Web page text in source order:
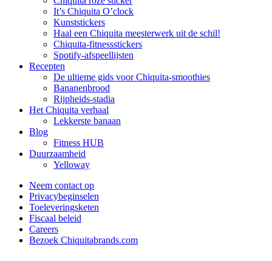
It’s Chiquita O’clock
Kunststickers
Haal een Chiquita meesterwerk uit de schil!
Chiquita-fitnessstickers
Spotify-afspeellijsten
Recepten
De ultieme gids voor Chiquita-smoothies
Bananenbrood
Rijpheids-stadia
Het Chiquita verhaal
Lekkerste banaan
Blog
Fitness HUB
Duurzaamheid
Yelloway
Neem contact op
Privacybeginselen
Toeleveringsketen
Fiscaal beleid
Careers
Bezoek Chiquitabrands.com